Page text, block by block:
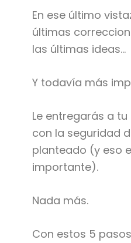
En ese último
últimas
las últimas ideas…
Y todavía más
Le entregarás a
con la seguridad
planteado (y eso
importante).
Nada más.
Con estos 5